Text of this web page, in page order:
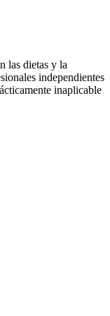
las dietas y la
independientes
inaplicable